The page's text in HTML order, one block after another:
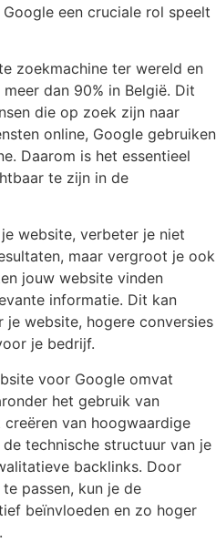
een cruciale rol speelt
zoekmachine ter wereld en
dan 90% in België. Dit
die op zoek zijn naar
online, Google gebruiken
Daarom is het essentieel
te zijn in de
website, verbeter je niet
maar vergroot je ook
jouw website vinden
informatie. Dit kan
je website, hogere conversies
je bedrijf.
voor Google omvat
het gebruik van
van hoogwaardige
technische structuur van je
backlinks. Door
passen, kun je de
beïnvloeden en zo hoger